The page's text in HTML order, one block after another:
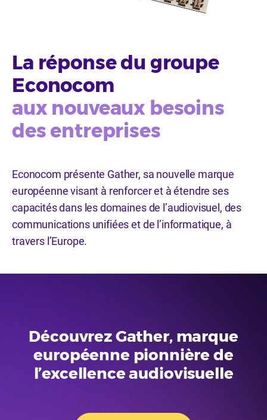
La réponse du groupe
Econocom
aux nouveaux besoins
des entreprises
Econocom présente Gather, sa nouvelle marque
européenne visant à renforcer et à étendre ses
capacités dans les domaines de l’audiovisuel, des
communications unifiées et de l’informatique, à
travers l’Europe.
Découvrez Gather, marque
européenne pionnière de
l’excellence audiovisuelle